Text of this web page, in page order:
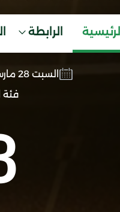
الرئيسية الرابطة
السبت 28 مارس 2026
فئة